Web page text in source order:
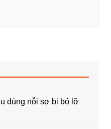
đúng nỗi sợ bị bỏ lỡ